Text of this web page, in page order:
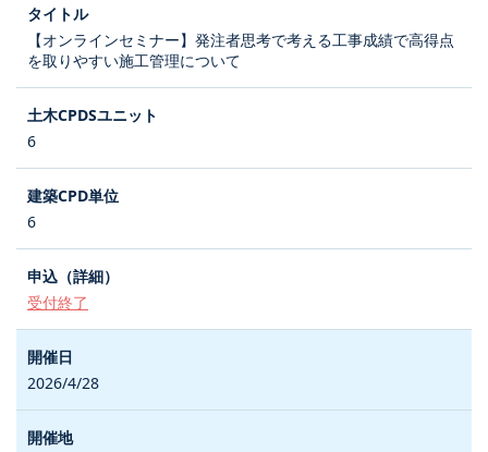
【オンラインセミナー】発注者思考で考える工事成績で高得点
を取りやすい施工管理について
6
6
受付終了
2026/4/28